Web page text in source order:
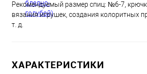
Рекомендуемый размер спиц: №6-7,
вязания игрушек, создания колоритных
т. д.
ХАРАКТЕРИСТИКИ